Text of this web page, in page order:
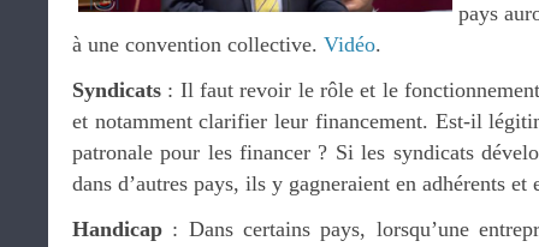
pays
à une convention collective. Vidéo.
Syndicats : Il faut revoir le rôle et le
et notamment clarifier leur financement. Est-il
patronale pour les financer ? Si les syndicats
dans d’autres pays, ils y gagneraient en adhérents
Handicap : Dans certains pays, lorsqu’une